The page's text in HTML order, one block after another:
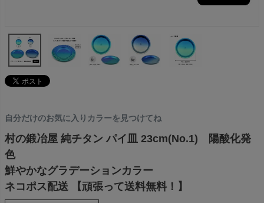
自分だけのお気に入りカラーを見つけてね
村の鍛冶屋 純チタン パイ皿 23cm(No.1) 陽酸化発
色
鮮やかなグラデーションカラー
ネコポス配送 【頑張って送料無料！】